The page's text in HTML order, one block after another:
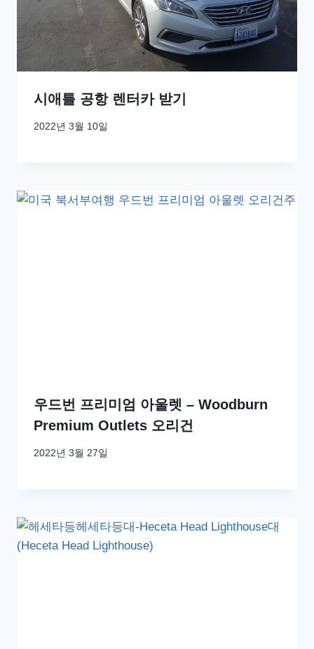
시애틀 공항 렌터카 받기
2022년 3월 10일
우드번 프리미엄 아울렛 – Woodburn
Premium Outlets 오리건
2022년 3월 27일